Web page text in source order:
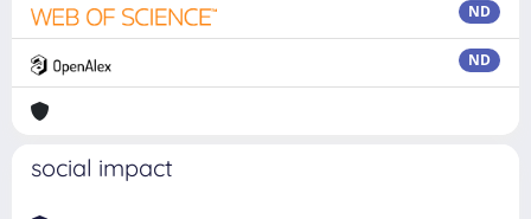
ND
ND
social impact